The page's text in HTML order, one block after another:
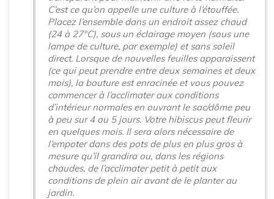
C’est ce qu’on appelle une culture à l’étouffée.
Placez l’ensemble dans un endroit assez chaud
(24 à 27°C), sous un éclairage moyen (sous une
lampe de culture, par exemple) et sans soleil
direct. Lorsque de nouvelles feuilles apparaissent
(ce qui peut prendre entre deux semaines et deux
mois), la bouture est enracinée et vous pouvez
commencer à l’acclimater aux conditions
d’intérieur normales en ouvrant le sac/dôme peu
à peu sur 4 ou 5 jours. Votre hibiscus peut fleurir
en quelques mois. Il sera alors nécessaire de
l’empoter dans des pots de plus en plus gros à
mesure qu’il grandira ou, dans les régions
chaudes, de l’acclimater petit à petit aux
conditions de plein air avant de le planter au
jardin.